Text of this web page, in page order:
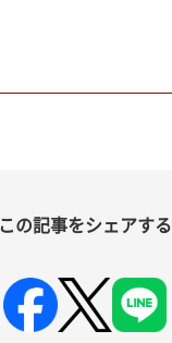
この記事をシェアする